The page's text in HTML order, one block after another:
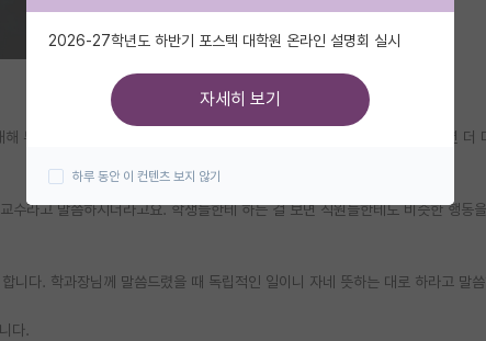
부당함을 근거를 들어 항의하다가 교수가 불쾌하다고 F를 주어 학부를 1년 더
수라고 말씀하시더라고요. 학생들한테 하는 걸 보면 직원들한테도 비슷한 행동
니다. 학과장님께 말씀드렸을 때 독립적인 일이니 자네 뜻하는 대로 하라고 말
다.
2026-27학년도 하반기 포스텍 대학원 온라인 설명회 실시
자세히 보기
하루 동안 이 컨텐츠 보지 않기